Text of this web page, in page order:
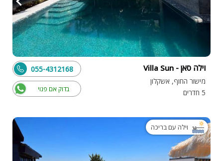
וילה סאן - Villa Sun
מישור החוף, אשקלון
5 חדרים
בדוק אם פנוי
055-4312168
וילה עם בריכה